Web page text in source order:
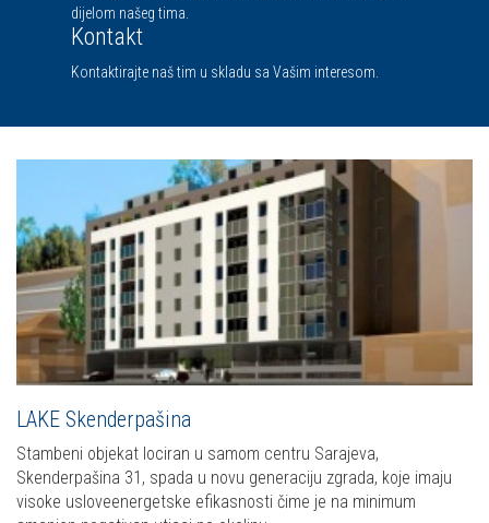
dijelom našeg tima.
Kontakt
Kontaktirajte naš tim u skladu sa Vašim interesom.
LAKE Skenderpašina
Stambeni objekat lociran u samom centru Sarajeva,
Skenderpašina 31, spada u novu generaciju zgrada, koje imaju
visoke usloveenergetske efikasnosti čime je na minimum